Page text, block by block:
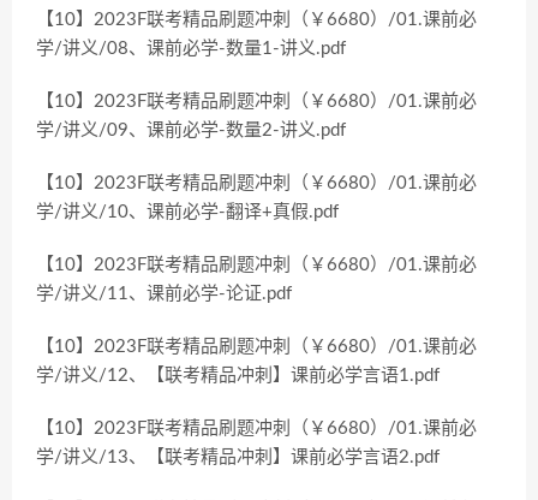
【10】2023F联考精品刷题冲刺（￥6680）/01.课前必
学/讲义/08、课前必学-数量1-讲义.pdf
【10】2023F联考精品刷题冲刺（￥6680）/01.课前必
学/讲义/09、课前必学-数量2-讲义.pdf
【10】2023F联考精品刷题冲刺（￥6680）/01.课前必
学/讲义/10、课前必学-翻译+真假.pdf
【10】2023F联考精品刷题冲刺（￥6680）/01.课前必
学/讲义/11、课前必学-论证.pdf
【10】2023F联考精品刷题冲刺（￥6680）/01.课前必
学/讲义/12、【联考精品冲刺】课前必学言语1.pdf
【10】2023F联考精品刷题冲刺（￥6680）/01.课前必
学/讲义/13、【联考精品冲刺】课前必学言语2.pdf